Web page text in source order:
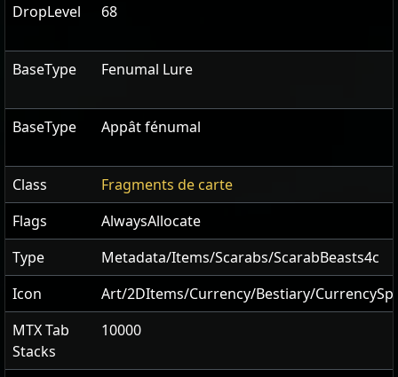
DropLevel
68
BaseType Fenumal Lure
BaseType Appât fénumal
Class
Fragments de carte
Flags
AlwaysAllocate
Type
Metadata/Items/Scarabs/ScarabBeasts4c
Icon
Art/2DItems/Currency/Bestiary/
MTX Tab
Stacks
10000